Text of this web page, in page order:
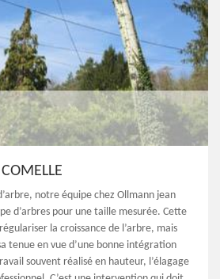
notre équipe chez Ollmann jean
d’arbres pour une taille mesurée. Cette
la croissance de l’arbre, mais
tenue en vue d’une bonne intégration
souvent réalisé en hauteur, l’élagage